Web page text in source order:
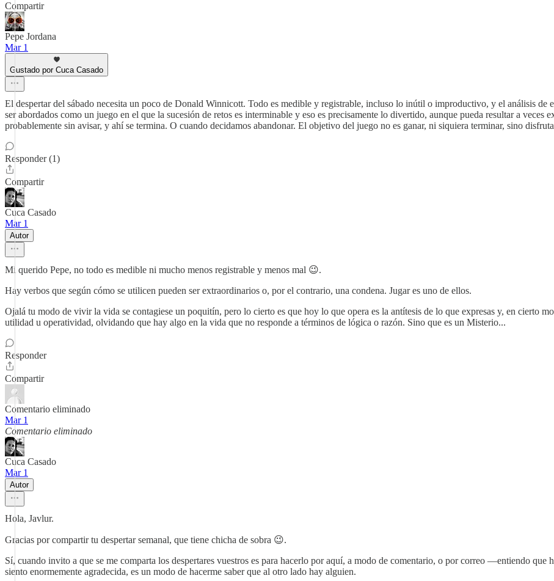
Compartir
Pepe Jordana
Mar 1
Gustado por Cuca Casado
El despertar del sábado necesita un poco de Donald Winnicott. Todo es medible y registrable, incluso lo inútil o improductivo, y el análisis de
ser abordados como un juego en el que la sucesión de retos es interminable y eso es precisamente lo divertido, aunque pueda resultar a veces
probablemente sin avisar, y ahí se termina. O cuando decidamos abandonar. El objetivo del juego no es ganar, ni siquiera terminar, sino
Responder (1)
Compartir
Cuca Casado
Mar 1
Autor
Mi querido Pepe, no todo es medible ni mucho menos registrable y menos mal 😉.
Hay verbos que según cómo se utilicen pueden ser extraordinarios o, por el contrario, una condena. Jugar es uno de ellos.
Ojalá tu modo de vivir la vida se contagiese un poquitín, pero lo cierto es que hoy lo que opera es la antítesis de lo que expresas y, en cierto
utilidad u operatividad, olvidando que hay algo en la vida que no responde a términos de lógica o razón. Sino que es un Misterio...
Responder
Compartir
Comentario eliminado
Mar 1
Comentario eliminado
Cuca Casado
Mar 1
Autor
Hola, Javlur.
Gracias por compartir tu despertar semanal, que tiene chicha de sobra 😉.
Sí, cuando invito a que se me comparta los despertares vuestros es para hacerlo por aquí, a modo de comentario, o por correo —entiendo
siento enormemente agradecida, es un modo de hacerme saber que al otro lado hay alguien.